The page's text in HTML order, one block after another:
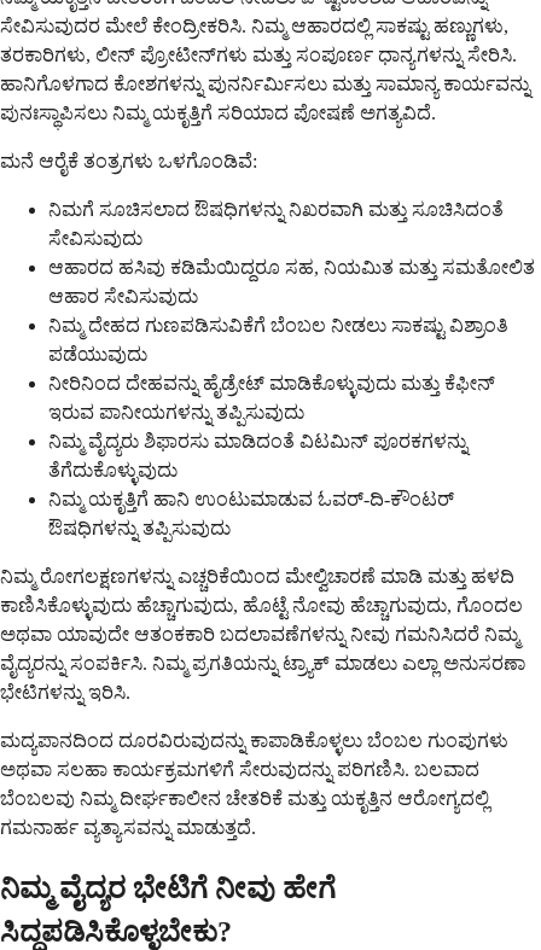
ಸೇವಿಸುವುದರ ಮೇಲೆ ಕೇಂದ್ರೀಕರಿಸಿ. ನಿಮ್ಮ ಆಹಾರದಲ್ಲಿ ಸಾಕಷ್ಟು ಹಣ್ಣುಗಳು,
ತರಕಾರಿಗಳು, ಲೀನ್ ಪ್ರೋಟೀನ್‌ಗಳು ಮತ್ತು ಸಂಪೂರ್ಣ ಧಾನ್ಯಗಳನ್ನು ಸೇರಿಸಿ.
ಹಾನಿಗೊಳಗಾದ ಕೋಶಗಳನ್ನು ಪುನರ್ನಿರ್ಮಿಸಲು ಮತ್ತು ಸಾಮಾನ್ಯ ಕಾರ್ಯವನ್ನು
ಪುನಃಸ್ಥಾಪಿಸಲು ನಿಮ್ಮ ಯಕೃತ್ತಿಗೆ ಸರಿಯಾದ ಪೋಷಣೆ ಅಗತ್ಯವಿದೆ.
ಮನೆ ಆರೈಕೆ ತಂತ್ರಗಳು ಒಳಗೊಂಡಿವೆ:
ನಿಮಗೆ ಸೂಚಿಸಲಾದ ಔಷಧಿಗಳನ್ನು ನಿಖರವಾಗಿ ಮತ್ತು ಸೂಚಿಸಿದಂತೆ
ಸೇವಿಸುವುದು
ಆಹಾರದ ಹಸಿವು ಕಡಿಮೆಯಿದ್ದರೂ ಸಹ, ನಿಯಮಿತ ಮತ್ತು ಸಮತೋಲಿತ
ಆಹಾರ ಸೇವಿಸುವುದು
ನಿಮ್ಮ ದೇಹದ ಗುಣಪಡಿಸುವಿಕೆಗೆ ಬೆಂಬಲ ನೀಡಲು ಸಾಕಷ್ಟು ವಿಶ್ರಾಂತಿ
ಪಡೆಯುವುದು
ನೀರಿನಿಂದ ದೇಹವನ್ನು ಹೈಡ್ರೇಟ್ ಮಾಡಿಕೊಳ್ಳುವುದು ಮತ್ತು ಕೆಫೀನ್
ಇರುವ ಪಾನೀಯಗಳನ್ನು ತಪ್ಪಿಸುವುದು
ನಿಮ್ಮ ವೈದ್ಯರು ಶಿಫಾರಸು ಮಾಡಿದಂತೆ ವಿಟಮಿನ್ ಪೂರಕಗಳನ್ನು
ತೆಗೆದುಕೊಳ್ಳುವುದು
ನಿಮ್ಮ ಯಕೃತ್ತಿಗೆ ಹಾನಿ ಉಂಟುಮಾಡುವ ಓವರ್-ದಿ-ಕೌಂಟರ್
ಔಷಧಿಗಳನ್ನು ತಪ್ಪಿಸುವುದು
ನಿಮ್ಮ ರೋಗಲಕ್ಷಣಗಳನ್ನು ಎಚ್ಚರಿಕೆಯಿಂದ ಮೇಲ್ವಿಚಾರಣೆ ಮಾಡಿ ಮತ್ತು ಹಳದಿ
ಕಾಣಿಸಿಕೊಳ್ಳುವುದು ಹೆಚ್ಚಾಗುವುದು, ಹೊಟ್ಟೆ ನೋವು ಹೆಚ್ಚಾಗುವುದು, ಗೊಂದಲ
ಅಥವಾ ಯಾವುದೇ ಆತಂಕಕಾರಿ ಬದಲಾವಣೆಗಳನ್ನು ನೀವು ಗಮನಿಸಿದರೆ ನಿಮ್ಮ
ವೈದ್ಯರನ್ನು ಸಂಪರ್ಕಿಸಿ. ನಿಮ್ಮ ಪ್ರಗತಿಯನ್ನು ಟ್ರ್ಯಾಕ್ ಮಾಡಲು ಎಲ್ಲಾ ಅನುಸರಣಾ
ಭೇಟಿಗಳನ್ನು ಇರಿಸಿ.
ಮದ್ಯಪಾನದಿಂದ ದೂರವಿರುವುದನ್ನು ಕಾಪಾಡಿಕೊಳ್ಳಲು ಬೆಂಬಲ ಗುಂಪುಗಳು
ಅಥವಾ ಸಲಹಾ ಕಾರ್ಯಕ್ರಮಗಳಿಗೆ ಸೇರುವುದನ್ನು ಪರಿಗಣಿಸಿ. ಬಲವಾದ
ಬೆಂಬಲವು ನಿಮ್ಮ ದೀರ್ಘಕಾಲೀನ ಚೇತರಿಕೆ ಮತ್ತು ಯಕೃತ್ತಿನ ಆರೋಗ್ಯದಲ್ಲಿ
ಗಮನಾರ್ಹ ವ್ಯತ್ಯಾಸವನ್ನು ಮಾಡುತ್ತದೆ.
ನಿಮ್ಮ ವೈದ್ಯರ ಭೇಟಿಗೆ ನೀವು ಹೇಗೆ
ಸಿದ್ಧಪಡಿಸಿಕೊಳ್ಳಬೇಕು?